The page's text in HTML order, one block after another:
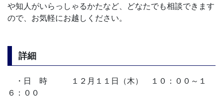
や知人がいらっしゃるかたなど、どなたでも相談できます
ので、お気軽にお越しください。
詳細
・日 時 １２月１１日（木） １０：００～１
６：００